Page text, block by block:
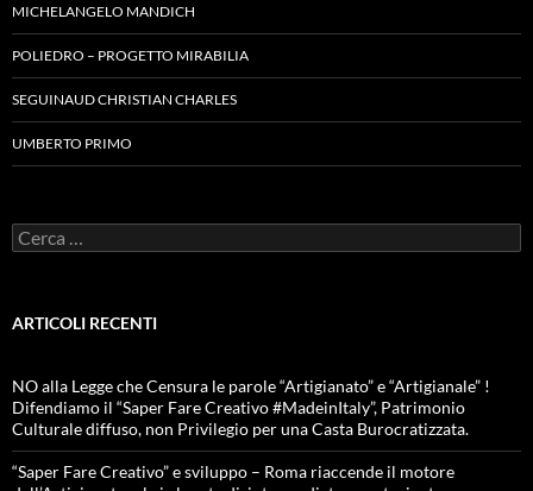
MICHELANGELO MANDICH
POLIEDRO – PROGETTO MIRABILIA
SEGUINAUD CHRISTIAN CHARLES
UMBERTO PRIMO
Ricerca
per:
ARTICOLI RECENTI
NO alla Legge che Censura le parole “Artigianato” e “Artigianale” !
Difendiamo il “Saper Fare Creativo #MadeinItaly”, Patrimonio
Culturale diffuso, non Privilegio per una Casta Burocratizzata.
“Saper Fare Creativo” e sviluppo – Roma riaccende il motore